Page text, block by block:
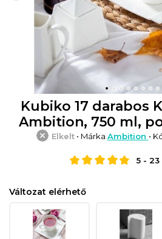
Kubiko 17 darabos
Ambition, 750 ml,
Elkelt• Márka Ambition •
5- 23
Változat elérhető